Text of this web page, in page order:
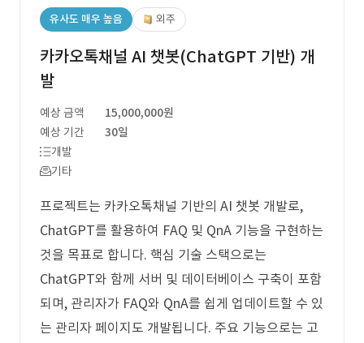
유사도 매우 높음 외주
카카오톡채널 AI 챗봇(ChatGPT 기반) 개
발
예상 금액
15,000,000원
예상 기간
30일
개발
기타
프로젝트는 카카오톡채널 기반의 AI 챗봇 개발로,
ChatGPT를 활용하여 FAQ 및 QnA 기능을 구현하는
것을 목표로 합니다. 핵심 기술 스택으로는
ChatGPT와 함께 서버 및 데이터베이스 구축이 포함
되며, 관리자가 FAQ와 QnA를 쉽게 업데이트할 수 있
는 관리자 페이지도 개발됩니다. 주요 기능으로는 고